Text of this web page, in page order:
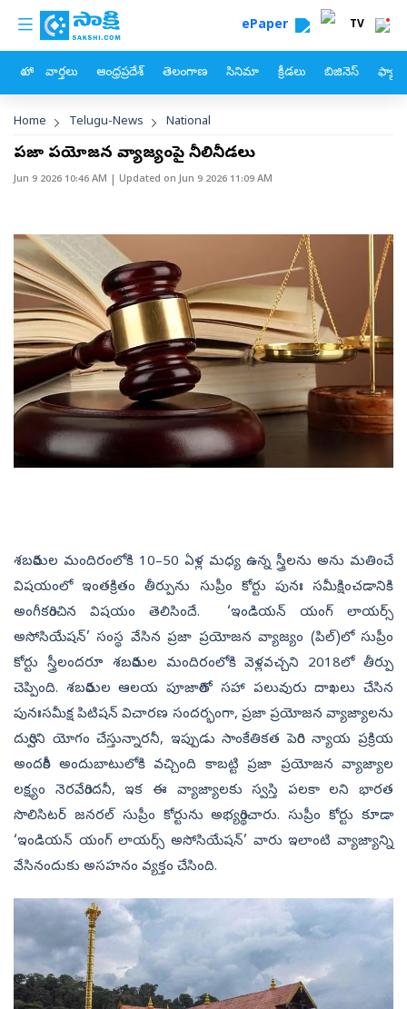
Skip to main content
custom menu ePaper TV
హోం వార్తలు ఆంధ్రప్రదేశ్ తెలంగాణ సినిమా క్రీడలు బిజినెస్
Breadcrumb
Home Telugu-News National
ప్రజా ప్రయోజన వ్యాజ్యంపై నీలినీడలు
Jun 9 2026 10:46 AM | Updated onJun 9 2026 11:09 AM
శబరిమల మందిరంలోకి 10–50 ఏళ్ల మధ్య ఉన్న స్త్రీలను అను మతించే
విషయంలో ఇంతక్రితం తీర్పును సుప్రీం కోర్టు పునః సమీక్షించడానికి
అంగీకరించిన విషయం తెలిసిందే. ‘ఇండియన్‌ యంగ్‌ లాయర్స్‌
అసోసియేషన్‌’ సంస్థ వేసిన ప్రజా ప్రయోజన వ్యాజ్యం (పిల్‌)లో సుప్రీం
కోర్టు స్త్రీలందరూ శబరిమల మందిరంలోకి వెళ్లవచ్చని 2018లో తీర్పు
చెప్పింది. శబరిమల ఆలయ పూజారితో సహా పలువురు దాఖలు చేసిన
పునఃసమీక్ష పిటిషన్‌ విచారణ సందర్భంగా, ప్రజా ప్రయోజన వ్యాజ్యాలను
దుర్విని యోగం చేస్తున్నారనీ, ఇప్పుడు సాంకేతికత పెరిగి న్యాయ ప్రక్రియ
అందరికీ అందుబాటులోకి వచ్చింది కాబట్టి ప్రజా ప్రయోజన వ్యాజ్యాల
లక్ష్యం నెరవేరిందనీ, ఇక ఈ వ్యాజ్యాలకు స్వస్తి పలకా లని భారత
సొలిసిటర్‌ జనరల్‌ సుప్రీం కోర్టును అభ్యర్థించారు. సుప్రీం కోర్టు కూడా
‘ఇండియన్‌ యంగ్‌ లాయర్స్‌ అసోసియేషన్‌’ వారు ఇలాంటి వ్యాజ్యాన్ని
వేసినందుకు అసహనం వ్యక్తం చేసింది.